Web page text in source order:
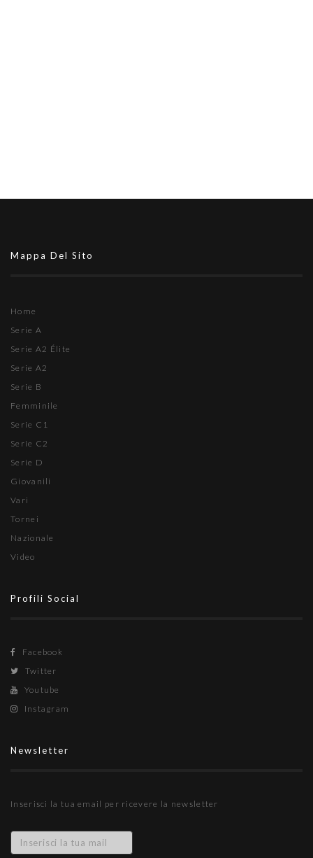
Mappa Del Sito
Home
Serie A
Serie A2 Élite
Serie A2
Serie B
Femminile
Serie C1
Serie C2
Serie D
Giovanili
Vari
Tornei
Nazionale
Video
Profili Social
Facebook
Twitter
Youtube
Instagram
Newsletter
Inserisci la tua email per ricevere la newsletter